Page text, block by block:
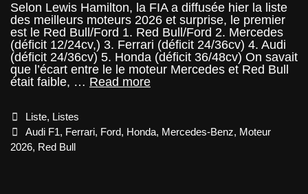
Selon Lewis Hamilton, la FIA a diffusée hier la liste
des meilleurs moteurs 2026 et surprise, le premier
est le Red Bull/Ford 1. Red Bull/Ford 2. Mercedes
(déficit 12/24cv,) 3. Ferrari (déficit 24/36cv) 4. Audi
(déficit 24/36cv) 5. Honda (déficit 36/48cv) On savait
que l’écart entre le le moteur Mercedes et Red Bull
était faible, … Read moreListe
2026
Categories
Liste, Listes
Tags
Audi F1, Ferrari, Ford, Honda, Mercedes-Benz, Moteur
2026, Red Bull